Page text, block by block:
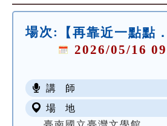
場次:
【再靠近一點點
2026/05/16
講 師
場 地